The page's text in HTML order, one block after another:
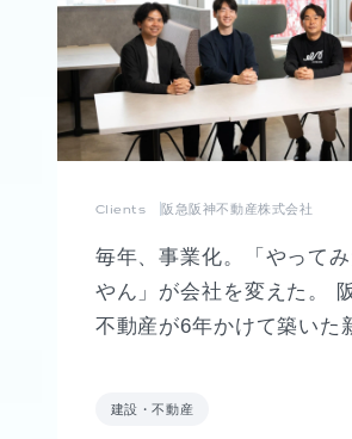
Clients 阪急阪神不動産株式会社
毎年、事業化。「やってみ
やん」が会社を変えた。
不動産が6年かけて築いた
建設・不動産